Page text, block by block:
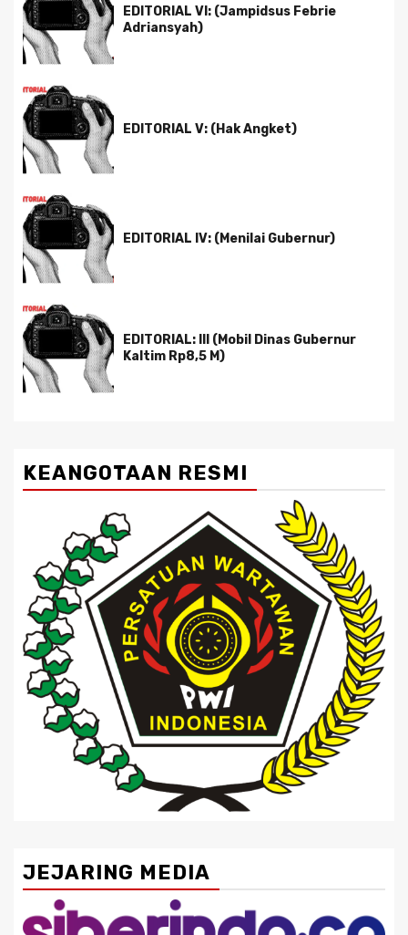
EDITORIAL VI: (Jampidsus Febrie
Adriansyah)
EDITORIAL V: (Hak Angket)
EDITORIAL IV: (Menilai Gubernur)
EDITORIAL: III (Mobil Dinas Gubernur
Kaltim Rp8,5 M)
KEANGOTAAN RESMI
JEJARING MEDIA